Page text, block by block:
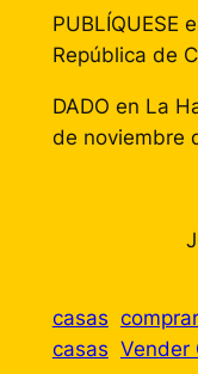
PUBLÍQUESE
República de
DADO en La
de noviembre
casas
casas Vender